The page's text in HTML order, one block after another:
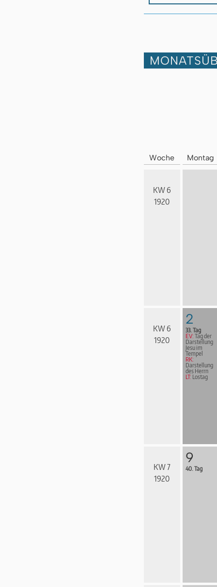
Woche Montag
KW 6
1920
KW 6
1920
2
33. Tag
EV: Tag der
Darstellung
Jesu im
Tempel
RK:
Darstellung
des Herrn
LT: Lostag
KW 7
1920
9
40. Tag